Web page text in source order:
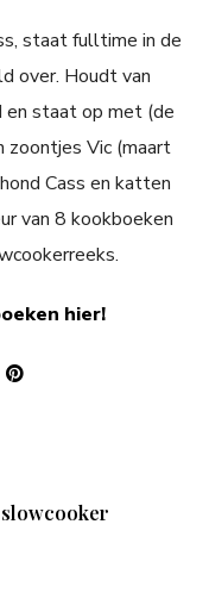
staat fulltime in de
over. Houdt van
en staat op met (de
zoontjes Vic (maart
Cass en katten
van 8 kookboeken
hier!